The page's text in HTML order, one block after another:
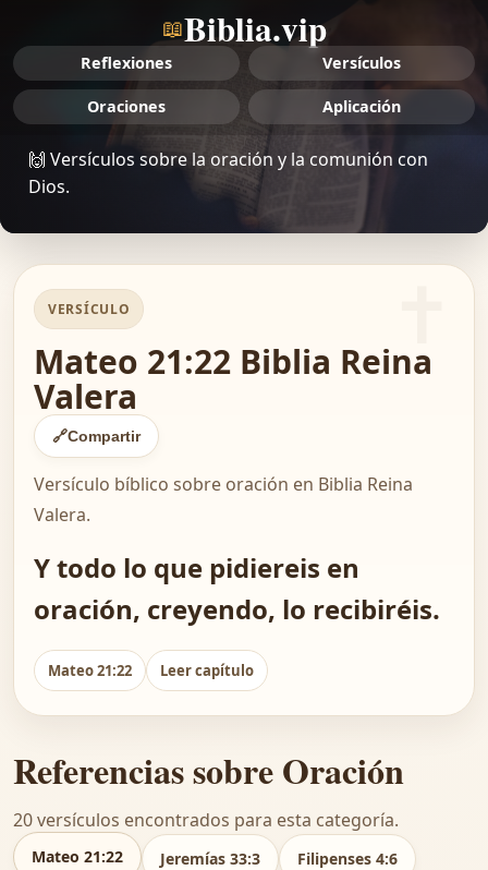
📖Biblia.vip
Reflexiones Versículos
Oraciones Aplicación
🙌 Versículos sobre la oración y la comunión con
Dios.
VERSÍCULO
Mateo 21:22 Biblia Reina
Valera
🔗Compartir
Versículo bíblico sobre oración en Biblia Reina
Valera.
Y todo lo que pidiereis en
oración, creyendo, lo recibiréis.
Mateo 21:22 Leer capítulo
Referencias sobre Oración
20 versículos encontrados para esta categoría.
Mateo 21:22 Jeremías 33:3 Filipenses 4:6